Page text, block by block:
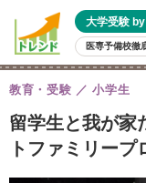
大学受験
医専予備校徹
親子で考える大学選び
共通テスト 夏休み
8月開催イベント・WS
自由研究教材（小学生向け）
留学生と我が家
トファミリー
教育・受験 小学生